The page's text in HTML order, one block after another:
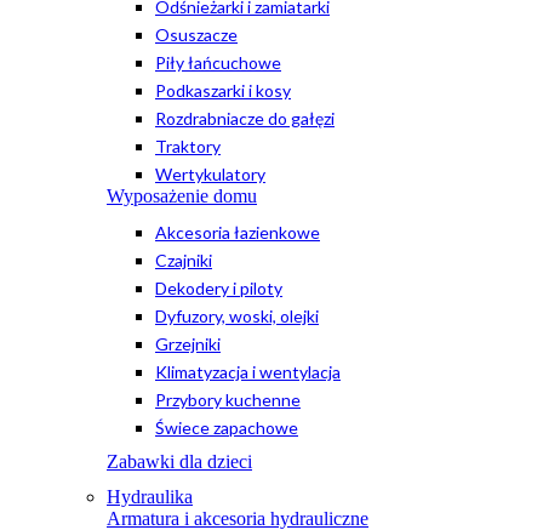
Odśnieżarki i zamiatarki
Osuszacze
Piły łańcuchowe
Podkaszarki i kosy
Rozdrabniacze do gałęzi
Traktory
Wertykulatory
Wyposażenie domu
Akcesoria łazienkowe
Czajniki
Dekodery i piloty
Dyfuzory, woski, olejki
Grzejniki
Klimatyzacja i wentylacja
Przybory kuchenne
Świece zapachowe
Zabawki dla dzieci
Hydraulika
Armatura i akcesoria hydrauliczne